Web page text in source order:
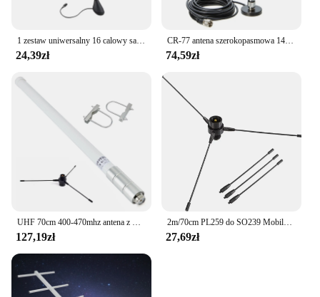
1 zestaw uniwersalny 16 calowy samochód anty hałas bat maszt dachowy AM/FM antena antena + podstawa dla BMW VW Jetta Bora Golf Polo MK4 Passat Audi
24,39zł
CR-77 antena szerokopasmowa 144/430Mhz z MB60 PL259 5M UHF męska antena mobilna samochodowa kabel koncentryczny MINI podstawa magnetyczna do szynki
74,59zł
UHF 70cm 400-470mhz antena z włókna szklanego GMRS antena podstawowa z zestawem anteny samolotowej uziemiającej dla śmigła Radio Repeater mobilny nadajnik-odbiornik
127,19zł
2m/70cm PL259 do SO239 Mobilna antena bazowa Zestaw samolotu uziemiającego Radio samochodowe Wzmocnienie sygnału dla Cobra ICOM Kenwood Midland
27,69zł